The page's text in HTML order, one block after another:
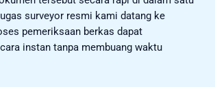
surveyor resmi kami datang ke
pemeriksaan berkas dapat
instan tanpa membuang waktu